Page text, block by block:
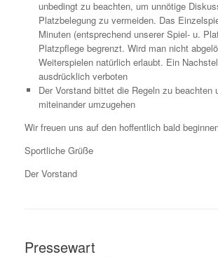
unbedingt zu beachten, um unnötige
Platzbelegung zu vermeiden. Das
Minuten (entsprechend unserer Spiel- u.
Platzpflege begrenzt. Wird man nicht
Weiterspielen natürlich erlaubt. Ein
ausdrücklich verboten
Der Vorstand bittet die Regeln zu beachten
miteinander umzugehen
Wir freuen uns auf den hoffentlich bald
Sportliche Grüße
Der Vorstand
Pressewart